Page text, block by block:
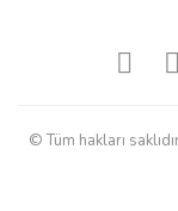
© Tüm hakları